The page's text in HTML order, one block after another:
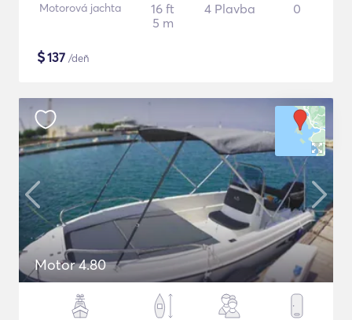
Motorová jachta
16 ft
5 m
4 Plavba 0
$137 /deň
Motor 4.80